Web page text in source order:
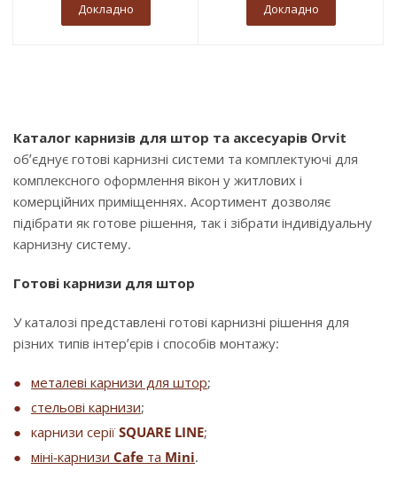
Докладно Докладно
Каталог карнизів для штор та аксесуарів Orvit
об’єднує готові карнизні системи та комплектуючі для
комплексного оформлення вікон у житлових і
комерційних приміщеннях. Асортимент дозволяє
підібрати як готове рішення, так і зібрати індивідуальну
карнизну систему.
Готові карнизи для штор
У каталозі представлені готові карнизні рішення для
різних типів інтер’єрів і способів монтажу:
металеві карнизи для штор;
стельові карнизи;
карнизи серії SQUARE LINE;
міні-карнизи Cafe та Mini.